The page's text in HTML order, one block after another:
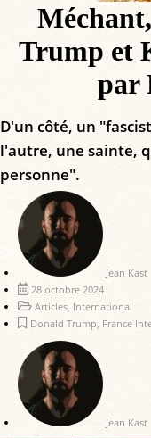
Trump et
par
D'un côté, un
l'autre, une sainte,
personne".
Jean Kast
28 octobre 2024
Articles International
Donald Trump France
Jean Kast